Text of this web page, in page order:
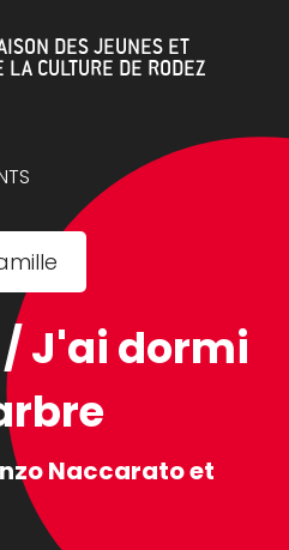
DES JEUNES ET
LA CULTURE DE RODEZ
J'ai dormi
Naccarato et